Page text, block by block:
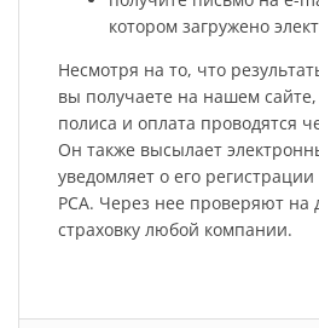
котором загружено
Несмотря на то, что
вы получаете на нашем
полиса и оплата проводятся
Он также высылает
уведомляет о его
РСА. Через нее проверяют на
страховку любой компании.